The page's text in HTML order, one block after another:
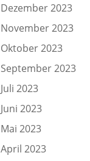
Dezember 2023
November 2023
Oktober 2023
September 2023
Juli 2023
Juni 2023
Mai 2023
April 2023